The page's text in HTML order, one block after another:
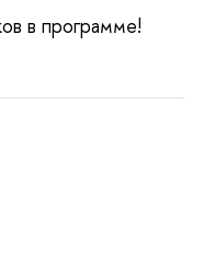
в программе!